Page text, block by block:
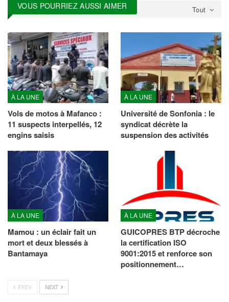
Tout
VOUS POURRIEZ AUSSI AIMER
À LA UNE
Vols de motos à Mafanco :
11 suspects interpellés, 12
engins saisis
À LA UNE
Université de Sonfonia : le
syndicat décrète la
suspension des activités
À LA UNE
Mamou : un éclair fait un
mort et deux blessés à
Bantamaya
À LA UNE
GUICOPRES BTP décroche
la certification ISO
9001:2015 et renforce son
positionnement…
PREV NEXT